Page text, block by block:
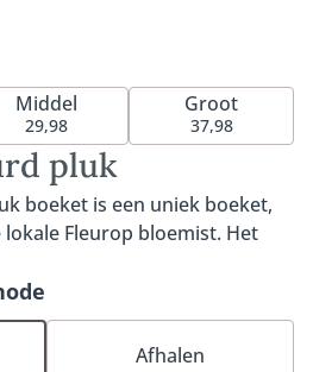
pluk
boeket is een uniek boeket,
Fleurop bloemist. Het
gekwalificeerde MPS-A+
die op het moment van
zijn. MPS- ABC is het
dat duurzaamheid van
Middel
29,98
Groot
37,98
Afhalen